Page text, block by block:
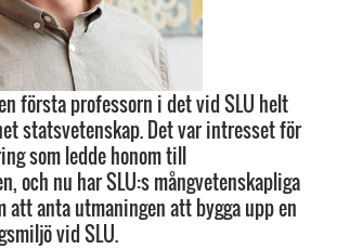
första professorn i det vid SLU helt
statsvetenskap. Det var intresset för
som ledde honom till
och nu har SLU:s mångvetenskapliga
att anta utmaningen att bygga upp en
vid SLU.